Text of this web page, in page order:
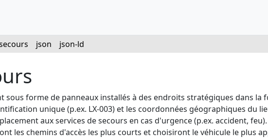
json json-ld
sous forme de panneaux installés à des endroits stratégiques dans
unique (p.ex. LX-003) et les coordonnées géographiques du
aux services de secours en cas d'urgence (p.ex. accident,
les chemins d'accès les plus courts et choisiront le véhicule le plus